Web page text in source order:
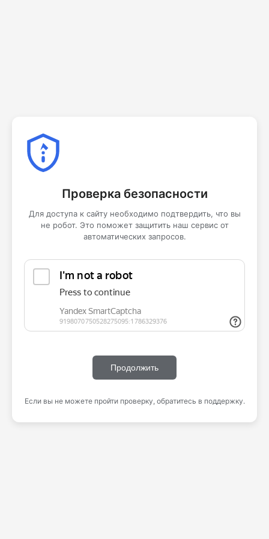
Проверка безопасности
Для доступа к сайту необходимо подтвердить, что вы
не робот. Это поможет защитить наш сервис от
автоматических запросов.
Продолжить
Если вы не можете пройти проверку, обратитесь в поддержку.